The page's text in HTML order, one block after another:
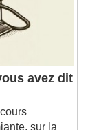
avez dit